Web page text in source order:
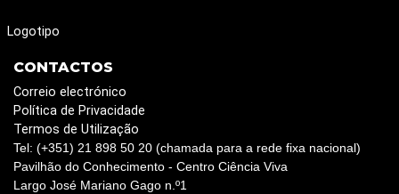
Logotipo
CONTACTOS
Correio electrónico
Política de Privacidade
Termos de Utilização
Tel: (+351) 21 898 50 20 (chamada para a rede fixa nacional)
Pavilhão do Conhecimento - Centro Ciência Viva
Largo José Mariano Gago n.º1